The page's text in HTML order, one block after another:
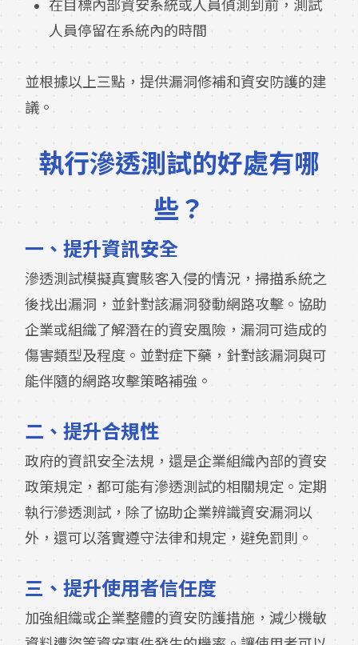
在目標內部資安系統或人員偵測到前，測試
人員停留在系統內的時間
並根據以上三點，提供漏洞修補和資安防護的建
議。
執行滲透測試的好處有哪
些？
一、提升資訊安全
滲透測試模擬真實駭客入侵的情況，掃描系統之
後找出漏洞，並針對該漏洞發動網路攻擊。協助
企業或組織了解潛在的資安風險，漏洞可造成的
傷害類型及程度。並對症下藥，針對該漏洞與可
能伴隨的網路攻擊策略補強。
二、提升合規性
政府的資訊安全法規，還是企業組織內部的資安
政策規定，都可能有滲透測試的相關規定。定期
執行滲透測試，除了協助企業辨識資安漏洞以
外，還可以落實遵守法律和規定，避免罰則。
三、提升使用者信任度
加強組織或企業整體的資安防護措施，減少機敏